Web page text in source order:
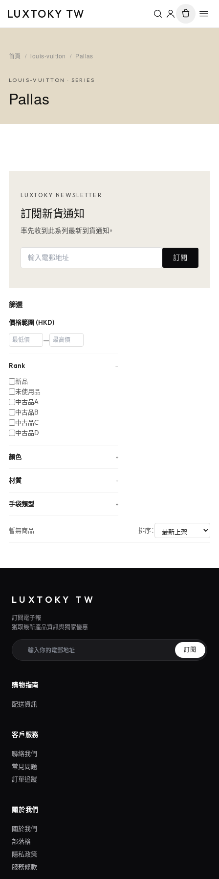
LUXTOKY TW
首頁 / louis-vuitton / Pallas
LOUIS-VUITTON · SERIES
Pallas
LUXTOKY NEWSLETTER
訂閱新貨通知
率先收到此系列最新到貨通知。
訂閱
篩選
價格範圍 (HKD) −
—
Rank −
新品
未使用品
中古品A
中古品B
中古品C
中古品D
顏色 +
材質 +
手袋類型 +
暫無商品 排序：
LUXTOKY TW
訂閱電子報
獲取最新產品資訊與獨家優惠
訂閱
購物指南
配送資訊
客戶服務
聯絡我們
常見問題
訂單追蹤
關於我們
關於我們
部落格
隱私政策
服務條款